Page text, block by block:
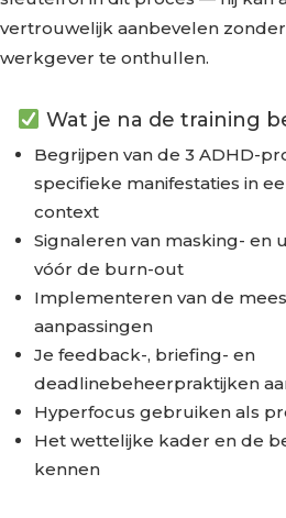
vertrouwelijk aanbevelen
werkgever te onthullen.
Wat je na de training
Begrijpen van de 3 ADHD-
specifieke manifestaties in
context
Signaleren van masking- en
vóór de burn-out
Implementeren van de
aanpassingen
Je feedback-, briefing- en
deadlinebeheerpraktijken
Hyperfocus gebruiken als
Het wettelijke kader en de
kennen